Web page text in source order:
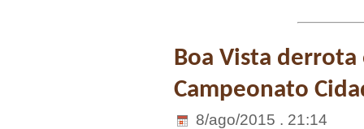
Boa Vista
Campeonato
8/ago/2015 . 21:14